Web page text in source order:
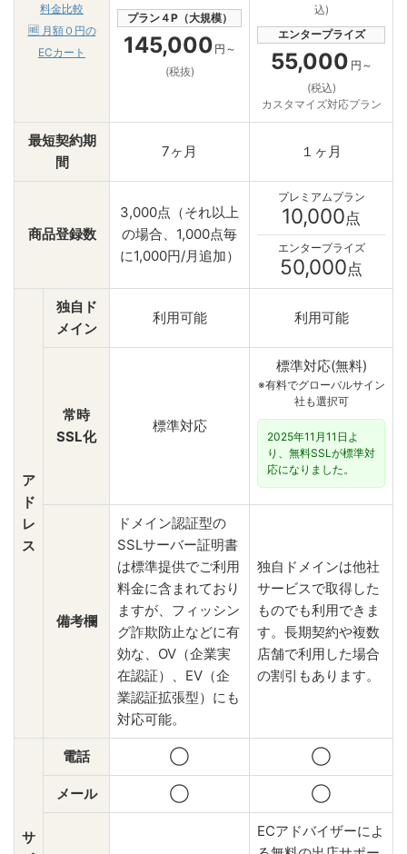
料金比較
🆓 月額０円の
ECカート
プラン４P（大規模）
145,000 円～
(税抜)
込)
エンタープライズ
55,000 円～
(税込)
カスタマイズ対応プラン
最短契約期
間
7ヶ月 １ヶ月
商品登録数
3,000点（それ以上
の場合、1,000点毎
に1,000円/月追加）
プレミアムプラン
10,000点
エンタープライズ
50,000点
ア
ド
レ
ス
独自ド
メイン
利用可能 利用可能
常時
SSL化
標準対応
標準対応(無料)
※有料でグローバルサイン
社も選択可
2025年11月11日よ
り、無料SSLが標準対
応になりました。
備考欄
ドメイン認証型の
SSLサーバー証明書
は標準提供でご利用
料金に含まれており
ますが、フィッシン
グ詐欺防止などに有
効な、OV（企業実
在認証）、EV（企
業認証拡張型）にも
対応可能。
独自ドメインは他社
サービスで取得した
ものでも利用できま
す。長期契約や複数
店舗で利用した場合
の割引もあります。
サ
電話 ◯ ◯
メール ◯ ◯
ECアドバイザーによ